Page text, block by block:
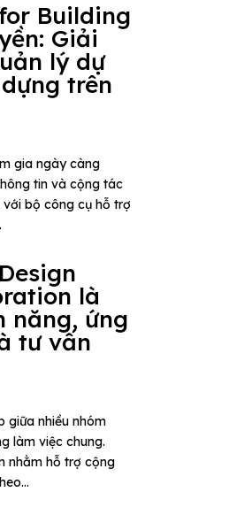
Building
Giải
lý dự
trên
gia ngày càng
tin và cộng tác
bộ công cụ hỗ trợ
là
năng, ứng
tư vấn
giữa nhiều nhóm
làm việc chung.
nhằm hỗ trợ cộng